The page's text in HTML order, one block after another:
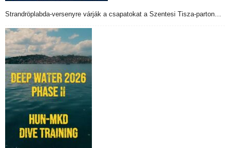
Strandröplabda-versenyre várják a csapatokat a Szentesi Tisza-parton…